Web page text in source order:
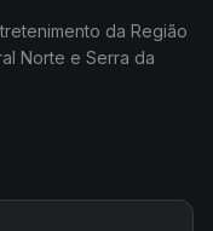
da Região
Norte e Serra da